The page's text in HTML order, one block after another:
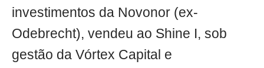
investimentos da Novonor (ex-
Odebrecht), vendeu ao Shine I, sob
gestão da Vórtex Capital e